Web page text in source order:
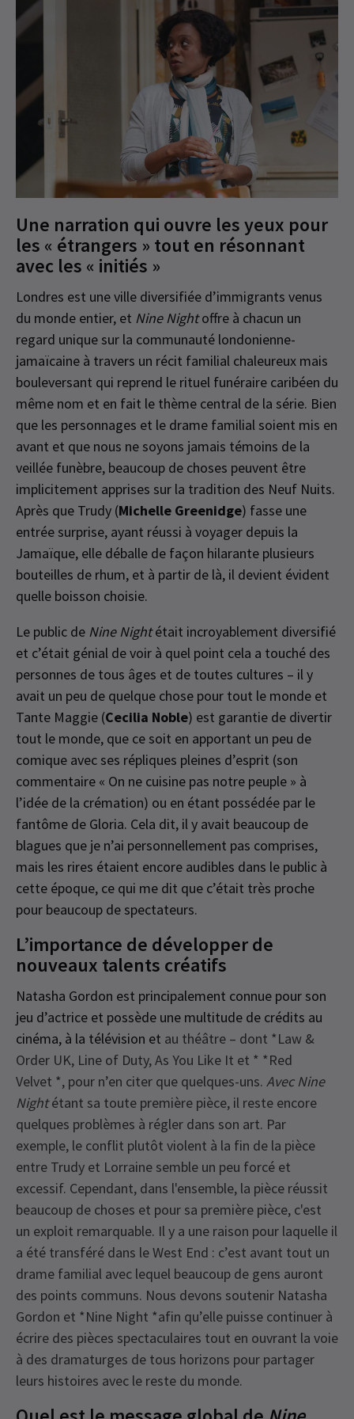
Une narration qui ouvre les yeux pour
les « étrangers » tout en résonnant
avec les « initiés »
Londres est une ville diversifiée d’immigrants venus
du monde entier, et Nine Nightoffre à chacun un
regard unique sur la communauté londonienne-
jamaïcaine à travers un récit familial chaleureux mais
bouleversant qui reprend le rituel funéraire caribéen du
même nom et en fait le thème central de la série. Bien
que les personnages et le drame familial soient mis en
avant et que nous ne soyons jamais témoins de la
veillée funèbre, beaucoup de choses peuvent être
implicitement apprises sur la tradition des Neuf Nuits.
Après que Trudy (Michelle Greenidge) fasse une
entrée surprise, ayant réussi à voyager depuis la
Jamaïque, elle déballe de façon hilarante plusieurs
bouteilles de rhum, et à partir de là, il devient évident
quelle boisson choisie.
Le public de Nine Nightétait incroyablement diversifié
et c’était génial de voir à quel point cela a touché des
personnes de tous âges et de toutes cultures – il y
avait un peu de quelque chose pour tout le monde et
Tante Maggie (Cecilia Noble) est garantie de divertir
tout le monde, que ce soit en apportant un peu de
comique avec ses répliques pleines d’esprit (son
commentaire « On ne cuisine pas notre peuple » à
l’idée de la crémation) ou en étant possédée par le
fantôme de Gloria. Cela dit, il y avait beaucoup de
blagues que je n’ai personnellement pas comprises,
mais les rires étaient encore audibles dans le public à
cette époque, ce qui me dit que c’était très proche
pour beaucoup de spectateurs.
L’importance de développer de
nouveaux talents créatifs
Natasha Gordon est principalement connue pour son
jeu d’actrice et possède une multitude de crédits au
cinéma, à la télévision et au théâtre – dont *Law &
Order UK, Line of Duty, As You Like It et * *Red
Velvet *, pour n’en citer que quelques-uns. Avec Nine
Nightétant sa toute première pièce, il reste encore
quelques problèmes à régler dans son art. Par
exemple, le conflit plutôt violent à la fin de la pièce
entre Trudy et Lorraine semble un peu forcé et
excessif. Cependant, dans l'ensemble, la pièce réussit
beaucoup de choses et pour sa première pièce, c'est
un exploit remarquable. Il y a une raison pour laquelle il
a été transféré dans le West End : c’est avant tout un
drame familial avec lequel beaucoup de gens auront
des points communs. Nous devons soutenir Natasha
Gordon et *Nine Night *afin qu’elle puisse continuer à
écrire des pièces spectaculaires tout en ouvrant la voie
à des dramaturges de tous horizons pour partager
leurs histoires avec le reste du monde.